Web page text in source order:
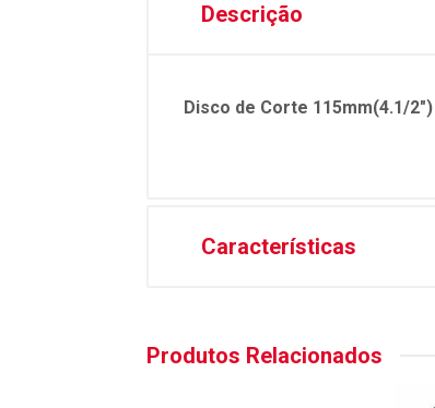
Descrição
Disco de Corte 115mm(4.1/
Características
Produtos Relacionados